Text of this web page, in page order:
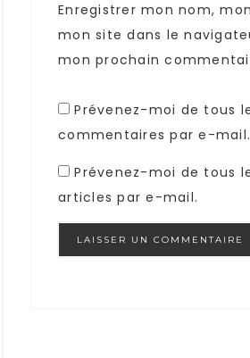
Enregistrer mon nom,
mon site dans le
mon prochain
Prévenez-moi de tous
commentaires par e-mail.
Prévenez-moi de tous
articles par e-mail.